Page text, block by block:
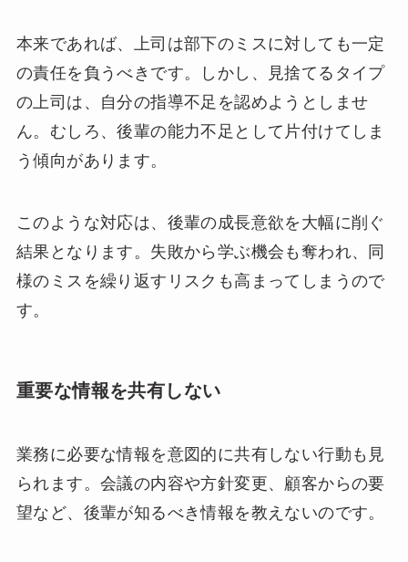
本来であれば、上司は部下のミスに対しても一定
の責任を負うべきです。しかし、見捨てるタイプ
の上司は、自分の指導不足を認めようとしませ
ん。むしろ、後輩の能力不足として片付けてしま
う傾向があります。
このような対応は、後輩の成長意欲を大幅に削ぐ
結果となります。失敗から学ぶ機会も奪われ、同
様のミスを繰り返すリスクも高まってしまうので
す。
重要な情報を共有しない
業務に必要な情報を意図的に共有しない行動も見
られます。会議の内容や方針変更、顧客からの要
望など、後輩が知るべき情報を教えないのです。